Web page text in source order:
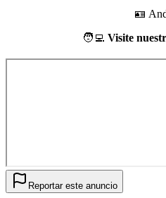
🪪
🧑‍💻 Visite
Reportar este anuncio